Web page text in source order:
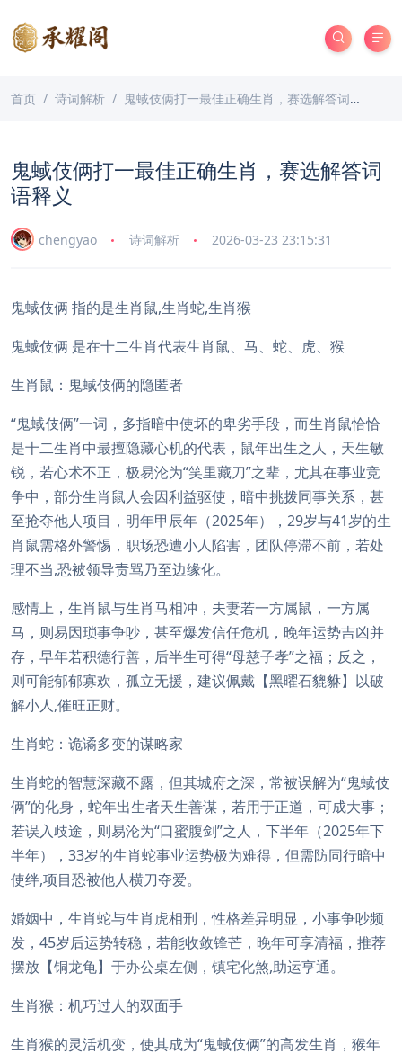
首页 诗词解析 鬼蜮伎俩打一最佳正确生肖，赛选解答词语释义
鬼蜮伎俩打一最佳正确生肖，赛选解答词
语释义
chengyao 诗词解析 2026-03-23 23:15:31
鬼蜮伎俩 指的是生肖鼠,生肖蛇,生肖猴
鬼蜮伎俩 是在十二生肖代表生肖鼠、马、蛇、虎、猴
生肖鼠：鬼蜮伎俩的隐匿者
“鬼蜮伎俩”一词，多指暗中使坏的卑劣手段，而生肖鼠恰恰
是十二生肖中最擅隐藏心机的代表，鼠年出生之人，天生敏
锐，若心术不正，极易沦为“笑里藏刀”之辈，尤其在事业竞
争中，部分生肖鼠人会因利益驱使，暗中挑拨同事关系，甚
至抢夺他人项目，明年甲辰年（2025年），29岁与41岁的生
肖鼠需格外警惕，职场恐遭小人陷害，团队停滞不前，若处
理不当,恐被领导责骂乃至边缘化。
感情上，生肖鼠与生肖马相冲，夫妻若一方属鼠，一方属
马，则易因琐事争吵，甚至爆发信任危机，晚年运势吉凶并
存，早年若积德行善，后半生可得“母慈子孝”之福；反之，
则可能郁郁寡欢，孤立无援，建议佩戴【黑曜石貔貅】以破
解小人,催旺正财。
生肖蛇：诡谲多变的谋略家
生肖蛇的智慧深藏不露，但其城府之深，常被误解为“鬼蜮伎
俩”的化身，蛇年出生者天生善谋，若用于正道，可成大事；
若误入歧途，则易沦为“口蜜腹剑”之人，下半年（2025年下
半年），33岁的生肖蛇事业运势极为难得，但需防同行暗中
使绊,项目恐被他人横刀夺爱。
婚姻中，生肖蛇与生肖虎相刑，性格差异明显，小事争吵频
发，45岁后运势转稳，若能收敛锋芒，晚年可享清福，推荐
摆放【铜龙龟】于办公桌左侧，镇宅化煞,助运亨通。
生肖猴：机巧过人的双面手
生肖猴的灵活机变，使其成为“鬼蜮伎俩”的高发生肖，猴年